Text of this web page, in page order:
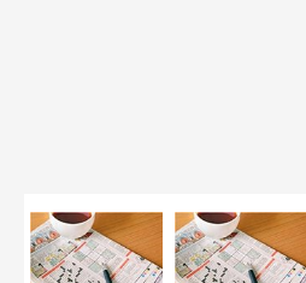
Çerezlere ilişkin tercihlerinizi
vasıtasıyla belirleyebilirsiniz.